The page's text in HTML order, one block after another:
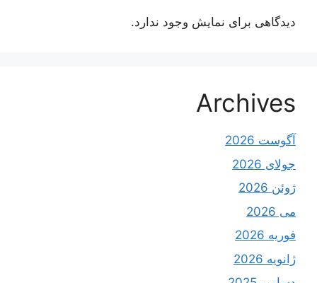
دیدگاهی برای نمایش وجود ندارد.
Archives
آگوست 2026
جولای 2026
ژوئن 2026
می 2026
فوریه 2026
ژانویه 2026